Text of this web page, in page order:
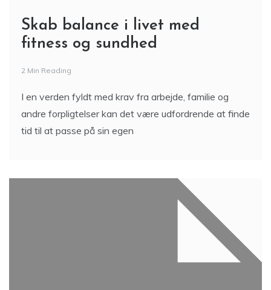
Skab balance i livet med
fitness og sundhed
2 Min Reading
I en verden fyldt med krav fra arbejde, familie og
andre forpligtelser kan det være udfordrende at finde
tid til at passe på sin egen